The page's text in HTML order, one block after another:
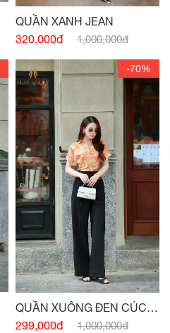
QUẦN XANH JEAN
320,000đ
1,000,000đ
-70%
QUẦN XUÔNG ĐEN CÚC
EO
299,000đ 1,000,000đ